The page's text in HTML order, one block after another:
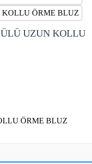
UZUN KOLLU
ÖRME BLUZ